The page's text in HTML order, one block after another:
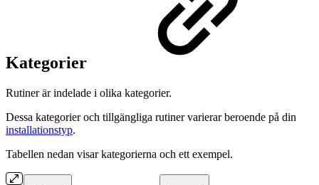
Kategorier
Rutiner är indelade i olika kategorier.
Dessa kategorier och tillgängliga rutiner varierar beroende på din
installationstyp.
Tabellen nedan visar kategorierna och ett exempel.